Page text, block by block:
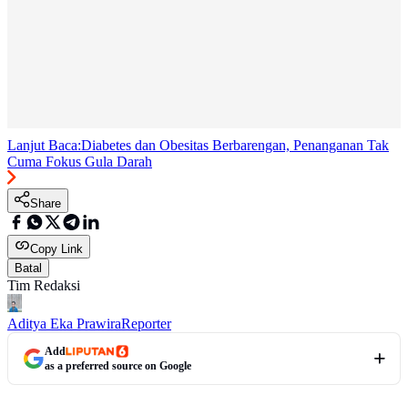
Lanjut Baca:Diabetes dan Obesitas Berbarengan, Penanganan Tak
Cuma Fokus Gula Darah
Share
Copy Link
Batal
Tim Redaksi
Aditya Eka PrawiraReporter
Add
as a preferred source on Google